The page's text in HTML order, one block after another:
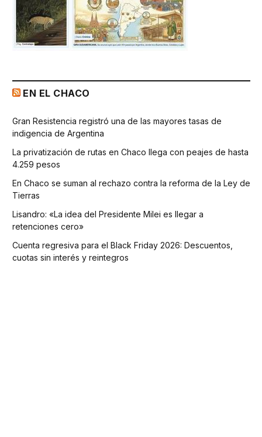
EN EL CHACO
Gran Resistencia registró una de las mayores tasas de
indigencia de Argentina
La privatización de rutas en Chaco llega con peajes de hasta
4.259 pesos
En Chaco se suman al rechazo contra la reforma de la Ley de
Tierras
Lisandro: «La idea del Presidente Milei es llegar a
retenciones cero»
Cuenta regresiva para el Black Friday 2026: Descuentos,
cuotas sin interés y reintegros